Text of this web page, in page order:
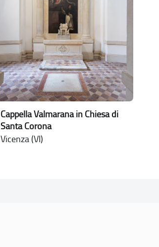
Cappella Valmarana in Chiesa di
Santa Corona
Vicenza (VI)